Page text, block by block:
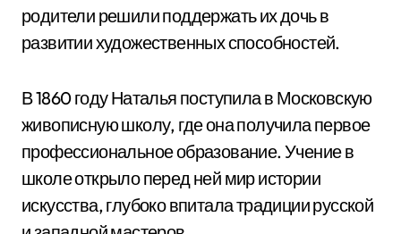
родители решили поддержать их дочь в
развитии художественных способностей.
В 1860 году Наталья поступила в Московскую
живописную школу, где она получила первое
профессиональное образование. Учение в
школе открыло перед ней мир истории
искусства, глубоко впитала традиции русской